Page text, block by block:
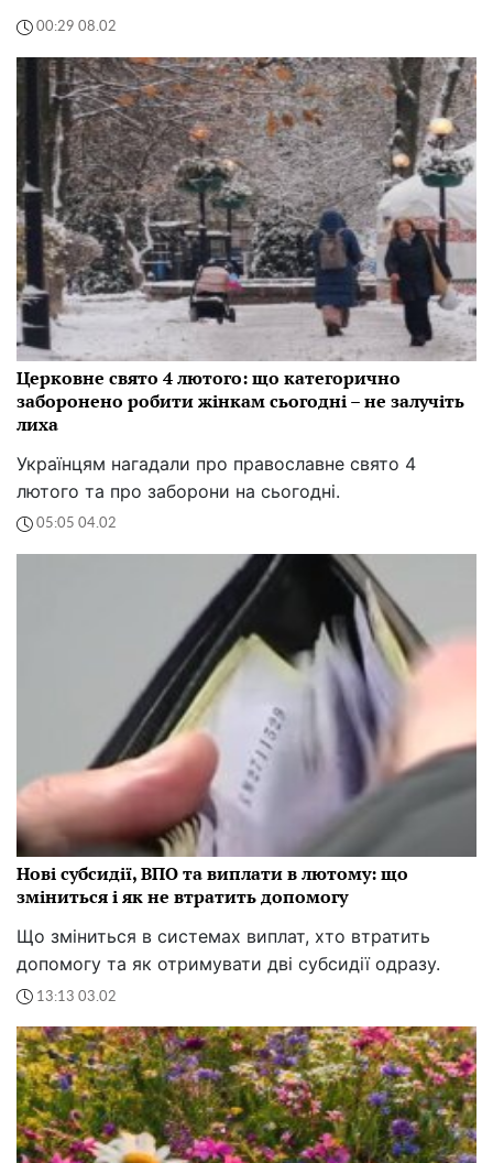
00:29 08.02
Церковне свято 4 лютого: що категорично
заборонено робити жінкам сьогодні – не залучіть
лиха
Українцям нагадали про православне свято 4
лютого та про заборони на сьогодні.
05:05 04.02
Нові субсидії, ВПО та виплати в лютому: що
зміниться і як не втратить допомогу
Що зміниться в системах виплат, хто втратить
допомогу та як отримувати дві субсидії одразу.
13:13 03.02